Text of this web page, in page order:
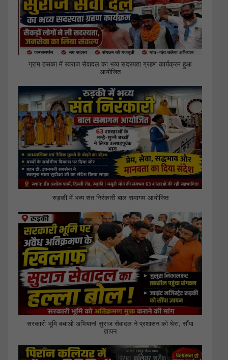
ग्राम ठसका में स्वराज सेवादल का भव्य सदस्यता ग्रहण कार्यक्रम हुआ
आयोजित
रुड़की में भव्य संत निरंकारी बाल समागम आयोजित
सरकारी भूमि बचाओ अभियान! सुराज सेवादल ने प्रशासन को घेरा, सौंपा
ज्ञापन